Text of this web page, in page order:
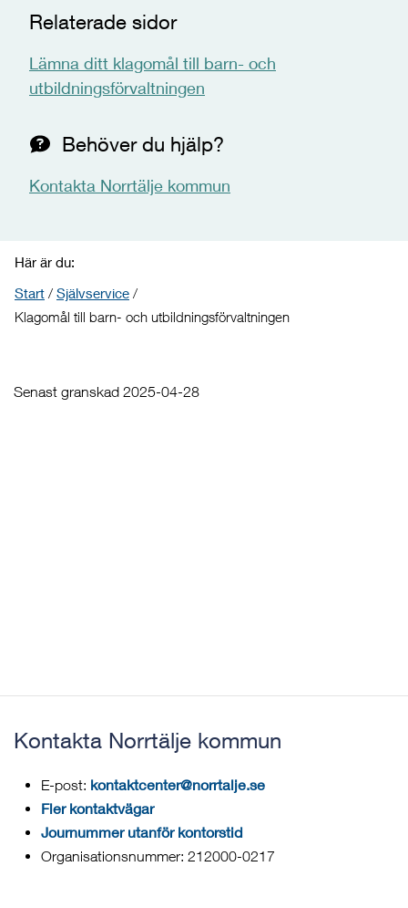
Relaterade sidor
Lämna ditt klagomål till barn- och
utbildningsförvaltningen
Behöver du hjälp?
Kontakta Norrtälje kommun
Här är du:
Start / Självservice /
Klagomål till barn- och utbildningsförvaltningen
Senast granskad 2025-04-28
Kontakta Norrtälje kommun
E-post: kontaktcenter@norrtalje.se
Fler kontaktvägar
Journummer utanför kontorstid
Organisationsnummer: 212000-0217